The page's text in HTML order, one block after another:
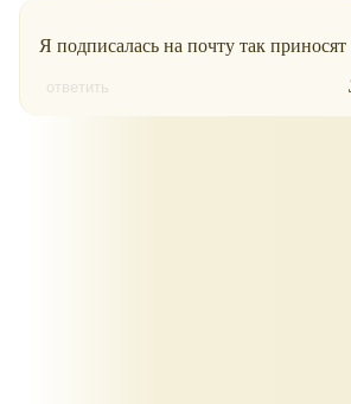
Я подписалась на почту так приносят
ответить